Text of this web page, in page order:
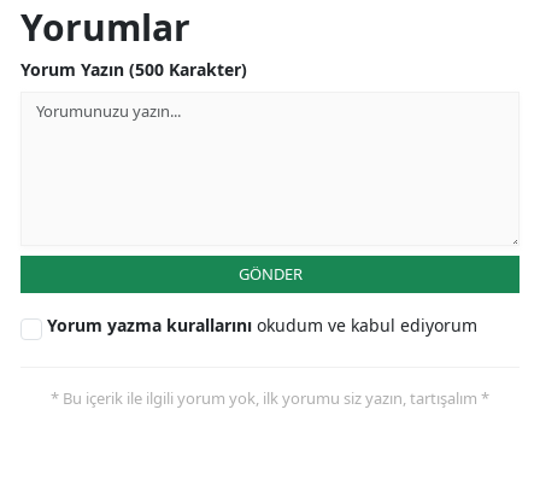
Yorumlar
Yorum Yazın (500 Karakter)
GÖNDER
Yorum yazma kurallarını okudum ve kabul ediyorum
* Bu içerik ile ilgili yorum yok, ilk yorumu siz yazın, tartışalım *